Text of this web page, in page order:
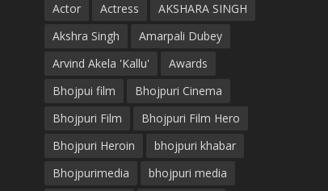
Actor Actress
AKSHARA SINGH
Akshra Singh
Amarpali Dubey
Arvind Akela 'Kallu'
Awards
Bhojpui film
Bhojpuri Cinema
Bhojpuri Film
Bhojpuri Film Hero
Bhojpuri Heroin
bhojpuri khabar
Bhojpurimedia
bhojpuri media